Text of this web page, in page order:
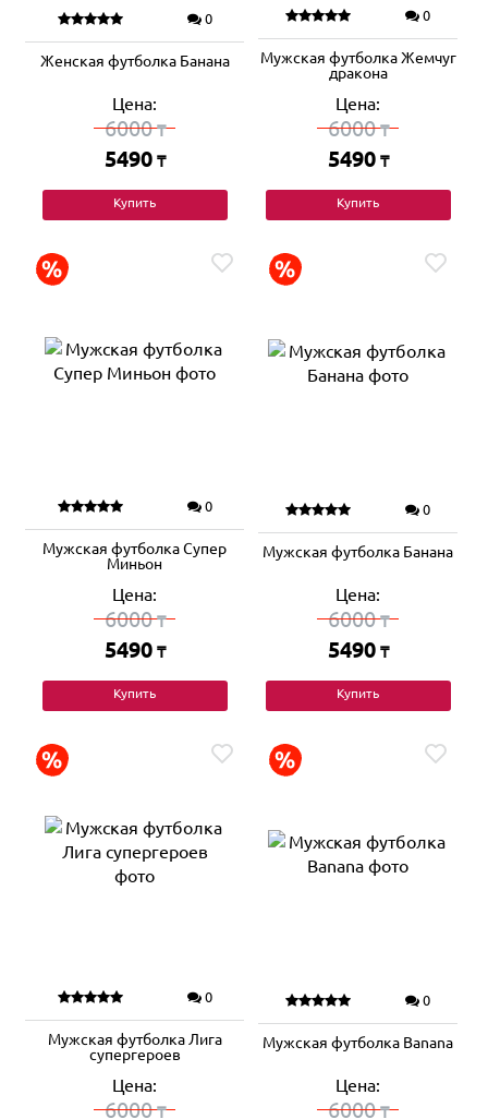
0
Женская футболка Банана
Цена:
6000₸
5490 ₸
Купить
0
Мужская футболка Жемчуг
дракона
Цена:
6000₸
5490 ₸
Купить
0
Мужская футболка Супер
Миньон
Цена:
6000₸
5490 ₸
Купить
0
Мужская футболка Банана
Цена:
6000₸
5490 ₸
Купить
0
Мужская футболка Лига
супергероев
Цена:
6000₸
0
Мужская футболка Banana
Цена:
6000₸